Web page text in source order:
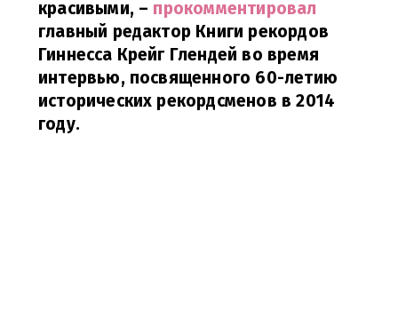
красивыми, – прокомментировал
главный редактор Книги рекордов
Гиннесса Крейг Глендей во время
интервью, посвященного 60-летию
исторических рекордсменов в 2014
году.